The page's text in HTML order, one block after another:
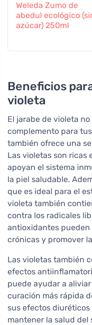
Weleda Zumo de
abedul ecológico
azúcar) 250ml
Beneficios
violeta
El jarabe de violeta
complemento para
también ofrece una
Las violetas son ricas
apoyan el sistema
la piel saludable.
que es ideal para el
violeta también
contra los radicales
antioxidantes
crónicas y promover
Las violetas también
efectos
puede ayudar a
curación más rápida
sus efectos diuréticos
mantener la salud del